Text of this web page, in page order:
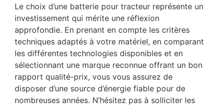
Le choix d’une batterie pour tracteur représente un
investissement qui mérite une réflexion
approfondie. En prenant en compte les critères
techniques adaptés à votre matériel, en comparant
les différentes technologies disponibles et en
sélectionnant une marque reconnue offrant un bon
rapport qualité-prix, vous vous assurez de
disposer d’une source d’énergie fiable pour de
nombreuses années. N’hésitez pas à solliciter les